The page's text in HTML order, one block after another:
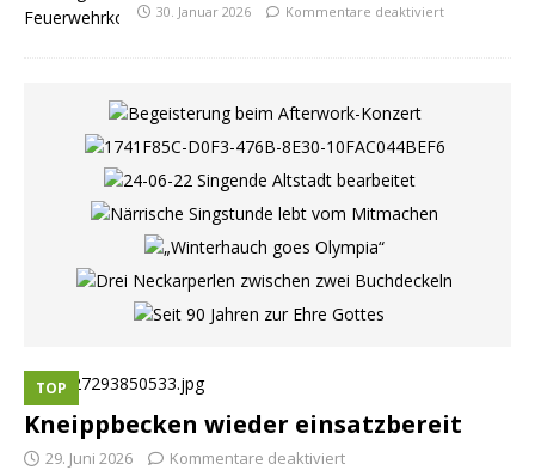
30. Januar 2026 Kommentare deaktiviert
TOP
Kneippbecken wieder einsatzbereit
29. Juni 2026 Kommentare deaktiviert